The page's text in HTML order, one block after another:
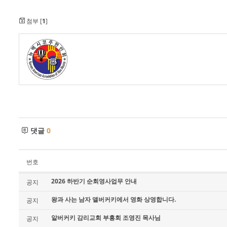
첨부 [1]
댓글 0
번호
공지 2026 하반기 순회영사업무 안내
공지 왕과 사는 남자 앨버커키에서 영화 상영합니다.
공지 알버커키 감리교회 부흥회 조영진 목사님